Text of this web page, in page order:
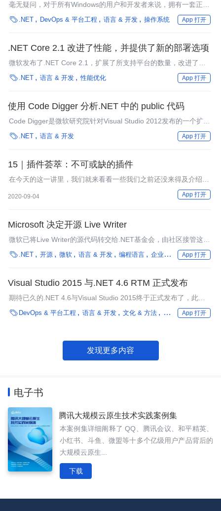
毫无疑问，对于所有Windows的用户和开发者来说，拥有一套正确
运作的.NET Frameworks非常重要。尽管它非常重要（或是因为它
的重要性），将这些框架拆分到没有功能的状态非常容易。
 .NET DevOps & 平台工程 语言 & 开发 操作系统 App 打开
.NET Core 2.1 改进了性能，并提供了新的部署选项
微软发布了.NET Core 2.1，扩展了所支持平台的数量，改进了性
能（包括编译时和运行时），并为开发人员提供了新的应用部署选
项。
 .NET 语言 & 开发 性能优化 App 打开
使用 Code Digger 分析.NET 中的 public 代码
Code Digger是微软研究院针对Visual Studio 2012发布的一个扩
展，支持开发者详细分析.NET中的public代码，以便捕捉bug、异
常和断言失败。
 .NET 语言 & 开发 App 打开
15｜插件荟萃：不可或缺的插件
在今天的这一讲里，我们就来看看一些我们之前还没来得及介绍、
但真的“必需”的插件，让你的开发效率再进行一次大幅提升。
2020-09-04 App 打开
Microsoft 决定开源 Live Writer
微软已将Live Writer的源代码转交给.NET基金会，由社区接管这一
项目，并邀请社区成员为其贡献代码。
 .NET 开源 微软 语言 & 开发 编程语言 企业动态 App 打开
Visual Studio 2015 与.NET 4.6 RTM 正式发布
期待已久的.NET 4.6与Visual Studio 2015终于正式发布了，此次
发布体现了微软在开发工具发展方向上的转变，他们致力于提供一
个富有竞争力的开发者工具，并且支持多种应用程序目标平台。
 DevOps & 平台工程 语言 & 开发 文化 & 方法 性能优化 编程语言
App 打开
发现更多内容
电子书
腾讯大规模云原生技术实践案例集
本案例集详细阐释了 QQ、腾讯会议、和平精英、
小红书、斗鱼、微盟等十多个亿级用户产品背后的
大规模云原生...
下载